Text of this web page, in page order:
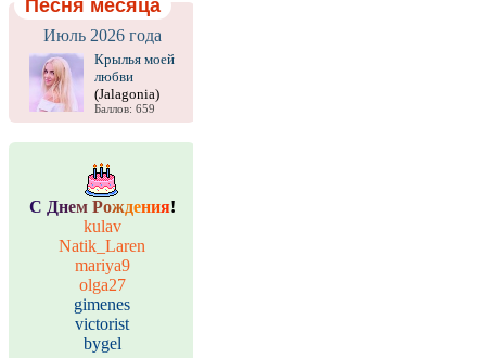
Песня месяца
Июль 2026 года
Крылья моей
любви
(Jalagonia)
Баллов: 659
С Днем Рождения!
kulav
Natik_Laren
mariya9
olga27
gimenes
victorist
bygel